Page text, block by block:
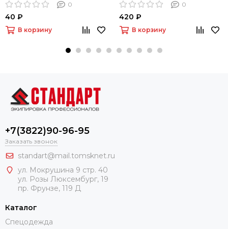
0
40 ₽
В корзину
0
420 ₽
В корзину
+7(3822)90-96-95
Заказать звонок
standart@mail.tomsknet.ru
ул. Мокрушина 9 стр. 40
ул. Розы Люксембург, 19
пр. Фрунзе, 119 Д
Каталог
Спецодежда